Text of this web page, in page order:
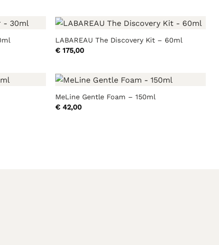
LABAREAU The Discovery Kit – 60ml
€ 175,00
MeLine Gentle Foam – 150ml
€ 42,00